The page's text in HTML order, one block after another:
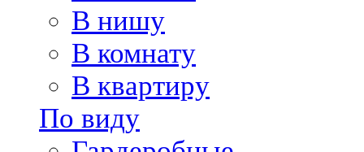
В нишу
В комнату
В квартиру
По виду